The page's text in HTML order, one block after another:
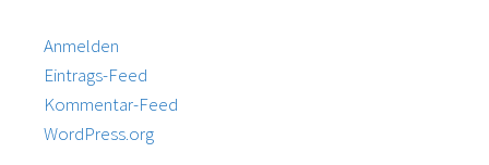
Anmelden
Eintrags-Feed
Kommentar-Feed
WordPress.org